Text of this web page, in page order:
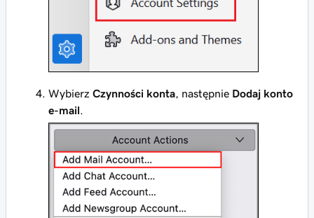
Wybierz Czynności konta , następnie Dodaj konto
e-mail